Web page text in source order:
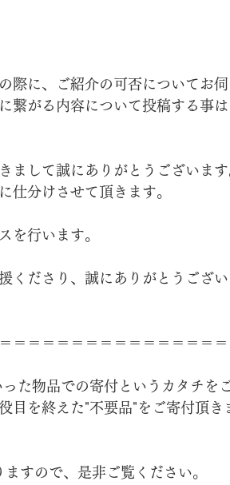
際に、ご紹介の可否についてお
繋がる内容について投稿する事は
まして誠にありがとうございま
仕分けさせて頂きます。
を行います。
くださり、誠にありがとうござ
＝＝＝＝＝＝＝＝＝＝＝＝＝＝
た物品での寄付というカタチを
目を終えた"不要品"をご寄付頂き
すので、是非ご覧ください。